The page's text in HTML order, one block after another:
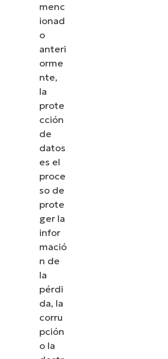
menc
ionad
o
anteri
orme
nte,
la
prote
cción
de
datos
es el
proce
so de
prote
ger la
infor
mació
n de
la
pérdi
da, la
corru
pción
o la